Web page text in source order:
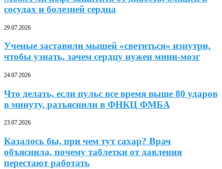
сосудах и болезней сердца
29.07.2026
Ученые заставили мышей «светиться» изнутри,
чтобы узнать, зачем сердцу нужен мини-мозг
24.07.2026
Что делать, если пульс все время выше 80 ударов
в минуту, разъяснили в ФНКЦ ФМБА
23.07.2026
Казалось бы, при чем тут сахар? Врач
объяснила, почему таблетки от давления
перестают работать